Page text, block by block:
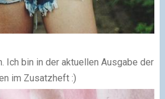
Ich bin in der aktuellen Ausgabe der
im Zusatzheft :)